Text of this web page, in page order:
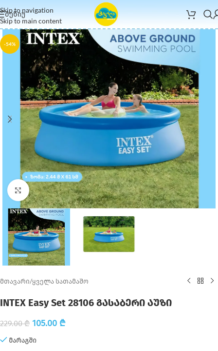
Skip to navigation
Skip to main content
ᲛᲔᲜᲘᲣ
-54%
Click to enlarge
მთავარი/ყველა სათამაშო
INTEX Easy Set 28106 გასაბერი აუზი
229.00₾ 105.00 ₾
მარაგში